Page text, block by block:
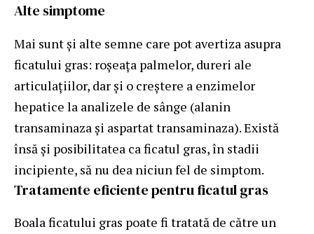
Alte simptome
Mai sunt și alte semne care pot avertiza asupra
ficatului gras: roșeața palmelor, dureri ale
articulațiilor, dar și o creștere a enzimelor
hepatice la analizele de sânge (alanin
transaminaza și aspartat transaminaza). Există
însă și posibilitatea ca ficatul gras, în stadii
incipiente, să nu dea niciun fel de simptom.
Tratamente eficiente pentru ficatul gras
Boala ficatului gras poate fi tratată de către un